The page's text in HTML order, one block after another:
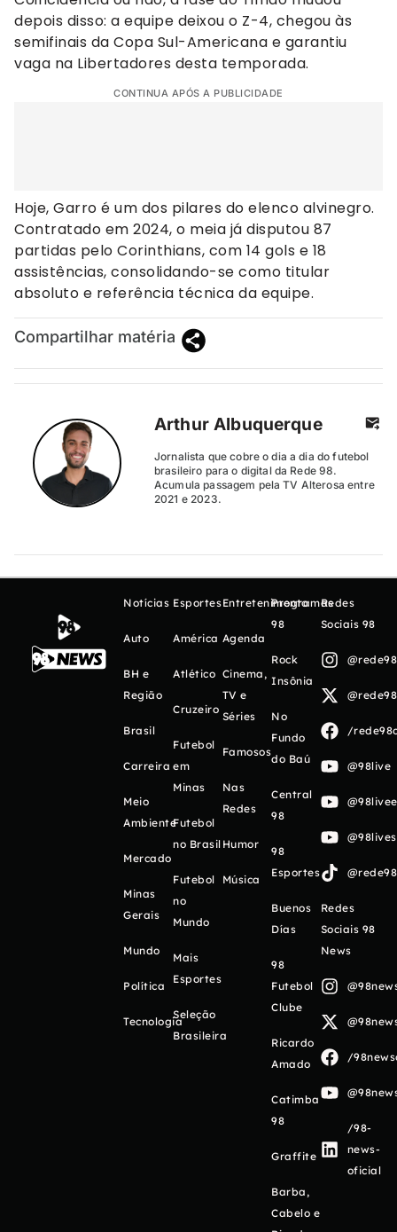
depois disso: a equipe deixou o Z-4, chegou às
semifinais da Copa Sul-Americana e garantiu
vaga na Libertadores desta temporada.
CONTINUA APÓS A PUBLICIDADE
Hoje, Garro é um dos pilares do elenco alvinegro.
Contratado em 2024, o meia já disputou 87
partidas pelo Corinthians, com 14 gols e 18
assistências, consolidando-se como titular
absoluto e referência técnica da equipe.
Compartilhar matéria
Arthur Albuquerque
Jornalista que cobre o dia a dia do futebol
brasileiro para o digital da Rede 98.
Acumula passagem pela TV Alterosa entre
2021 e 2023.
Notícias
Auto
BH e
Região
Brasil
Carreira
Meio
Ambiente
Mercado
Minas
Gerais
Mundo
Política
Tecnologia
Esportes
América
Atlético
Cruzeiro
Futebol
em
Minas
Futebol
no Brasil
Futebol
no
Mundo
Mais
Esportes
Seleção
Brasileira
Entretenimento
Agenda
Cinema,
TV e
Séries
Famosos
Nas
Redes
Humor
Música
Programas
98
Rock
Insônia
No
Fundo
do Baú
Central
98
98
Esportes
Buenos
Días
98
Futebol
Clube
Ricardo
Amado
Catimba
98
Graffite
Barba,
Cabelo e
Redes
Sociais 98
/
@98live
Redes
Sociais 98
News
/
/98-
news-
oficial